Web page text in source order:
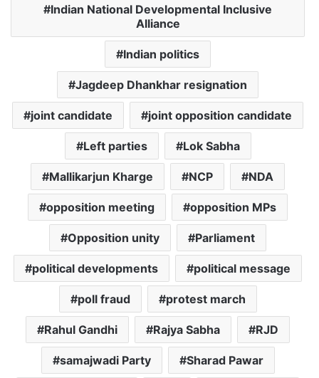
Indian National Developmental Inclusive
Alliance
Indian politics
Jagdeep Dhankhar resignation
joint candidate joint opposition candidate
Left parties Lok Sabha
Mallikarjun Kharge NCP NDA
opposition meeting opposition MPs
Opposition unity Parliament
political developments political message
poll fraud protest march
Rahul Gandhi Rajya Sabha RJD
samajwadi Party Sharad Pawar